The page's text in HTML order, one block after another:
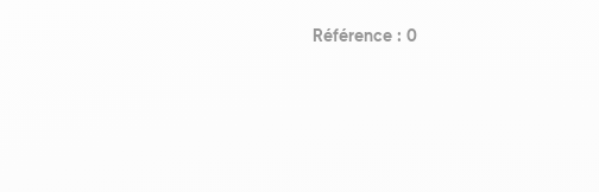
Référence : 0